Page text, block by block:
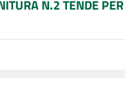
N.2 TENDE